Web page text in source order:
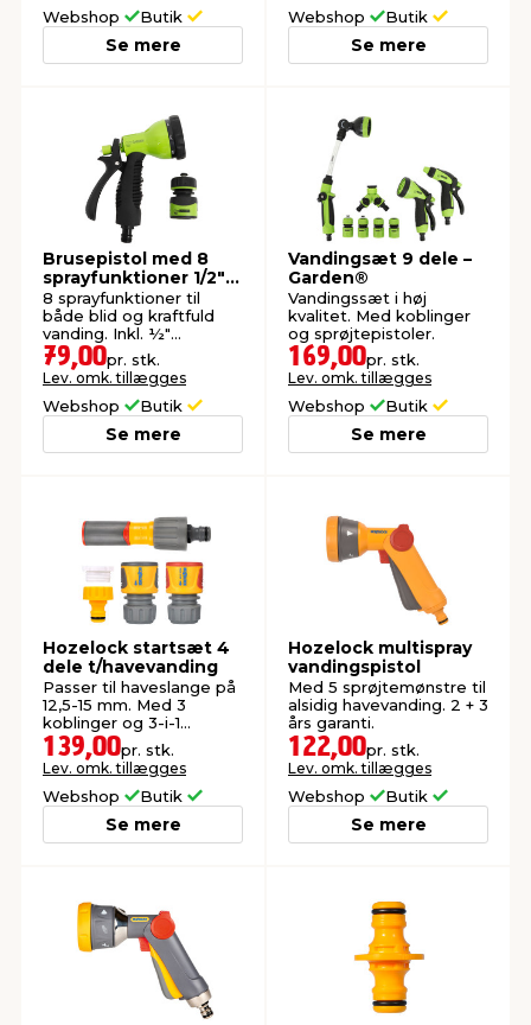
Webshop Butik
Se mere
Webshop Butik
Se mere
Brusepistol med 8
sprayfunktioner 1/2" -
Garden®
8 sprayfunktioner til
både blid og kraftfuld
vanding. Inkl. ½"
slangekobling med
vandstop.
79,00pr. stk.
Lev. omk. tillægges
Webshop Butik
Se mere
Vandingsæt 9 dele –
Garden®
Vandingssæt i høj
kvalitet. Med koblinger
og sprøjtepistoler.
169,00pr. stk.
Lev. omk. tillægges
Webshop Butik
Se mere
Hozelock startsæt 4
dele t/havevanding
Passer til haveslange på
12,5-15 mm. Med 3
koblinger og 3-i-1
mundstykke.
139,00pr. stk.
Lev. omk. tillægges
Webshop Butik
Se mere
Hozelock multispray
vandingspistol
Med 5 sprøjtemønstre til
alsidig havevanding. 2 + 3
års garanti.
122,00pr. stk.
Lev. omk. tillægges
Webshop Butik
Se mere